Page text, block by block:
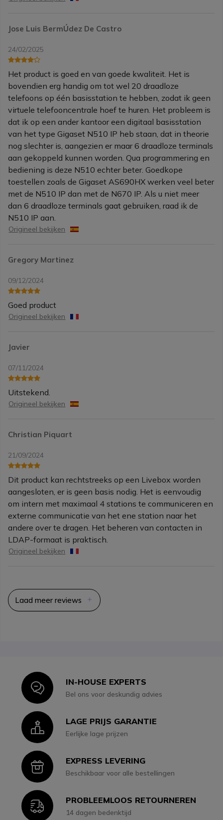
Jose Luis BermÚdez De Castro
24/02/2025
Het product is goed en van goede kwaliteit. Het is
bovendien erg handig om tot wel 20 draadloze
telefoons op één basisstation te hebben, zodat ik geen
virtuele telefooncentrale hoef te huren. Het probleem is
dat ik op een ander kantoor een digitaal basisstation
van het type Gigaset N510 IP heb staan, dat in theorie
nog slechter is, aangezien er maar 6 draadloze terminals
aan gekoppeld kunnen worden. Qua programmering en
bediening is deze N510 echter beter. Goedkope
toestellen zoals de Gigaset AS690HX werken veel beter
met de N510 IP dan met de N670 IP. Als u niet meer
dan 6 draadloze terminals gaat gebruiken, raad ik de
N510 IP aan.
Origineel bekijken
Gregory Martinez
09/12/2024
Goed product
Origineel bekijken
Javier
07/11/2024
Uitstekend.
Origineel bekijken
Christian Piquart
21/09/2024
Dit product kan rechtstreeks op een Livebox worden
aangesloten, er is geen basis nodig. Het is eenvoudig
om intern met maximaal 4 stations te communiceren en
externe communicatie van het ene station naar het
andere over te dragen. Het beheren van contacten in
LDAP-formaat is praktisch.
Origineel bekijken
Laad meer reviews
IconIN-HOUSE EXPERTS
Bel ons voor deskundig advies
IconLAGE PRIJS GARANTIE
Eerlijke lage prijzen
IconEXPRESS LEVERING
Beschikbaar voor alle bestellingen
IconPROBLEEMLOOS RETOURNEREN
14 dagen bedenktijd